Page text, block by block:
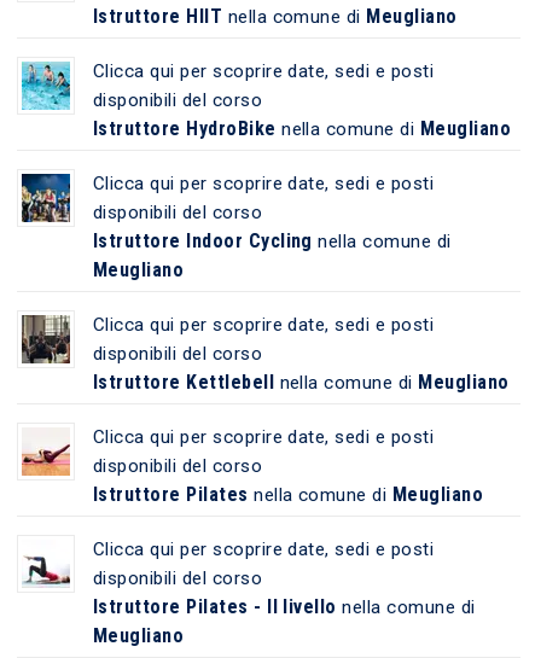
Istruttore HIIT nella comune di Meugliano
Clicca qui per scoprire date, sedi e posti
disponibili del corso
Istruttore HydroBike nella comune di Meugliano
Clicca qui per scoprire date, sedi e posti
disponibili del corso
Istruttore Indoor Cycling nella comune di
Meugliano
Clicca qui per scoprire date, sedi e posti
disponibili del corso
Istruttore Kettlebell nella comune di Meugliano
Clicca qui per scoprire date, sedi e posti
disponibili del corso
Istruttore Pilates nella comune di Meugliano
Clicca qui per scoprire date, sedi e posti
disponibili del corso
Istruttore Pilates - II livello nella comune di
Meugliano